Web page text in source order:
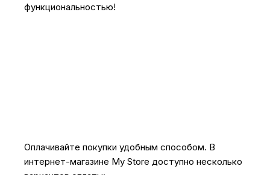
функциональностью!
Оплачивайте покупки удобным способом. В
интернет-магазине My Store доступно несколько